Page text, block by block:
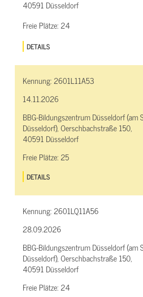
40591 Düsseldorf
Freie Plätze:24
DETAILS
Kennung:2601L11A53
14.11.2026
BBG-Bildungszentrum Düsseldorf (am
Düsseldorf), Oerschbachstraße 150,
40591 Düsseldorf
Freie Plätze:25
DETAILS
Kennung:2601LQ11A56
28.09.2026
BBG-Bildungszentrum Düsseldorf (am
Düsseldorf), Oerschbachstraße 150,
40591 Düsseldorf
Freie Plätze:24